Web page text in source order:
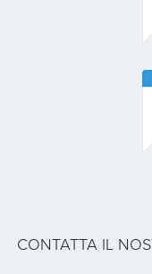
CONTATTA IL